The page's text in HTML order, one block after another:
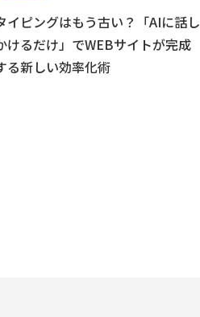
イピングはもう古い？「AIに話し
けるだけ」でWEBサイトが完成
る新しい効率化術